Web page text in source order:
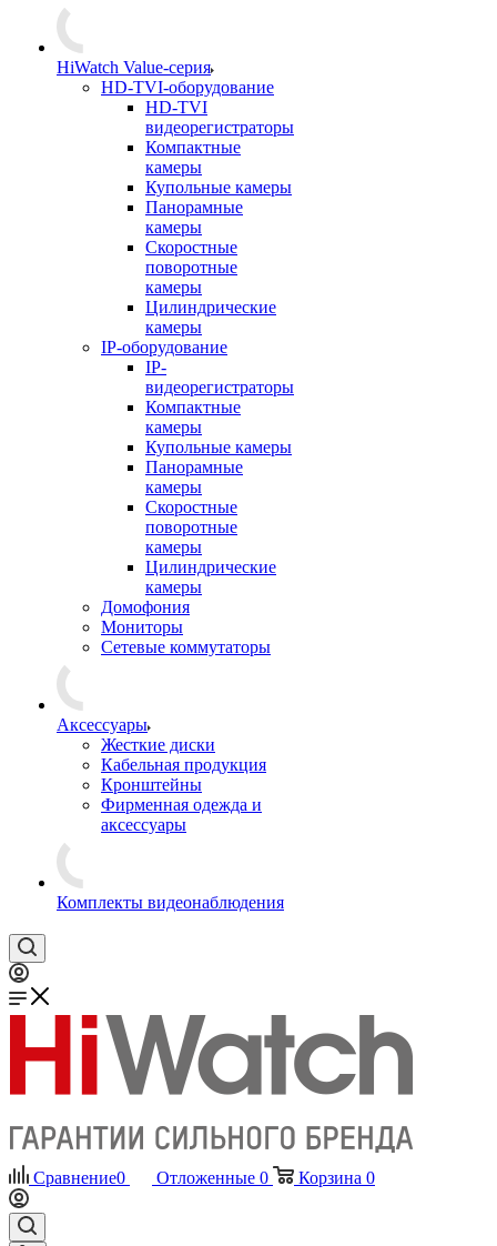
HiWatch Value-серия
HD-TVI-оборудование
HD-TVI
видеорегистраторы
Компактные
камеры
Купольные камеры
Панорамные
камеры
Скоростные
поворотные
камеры
Цилиндрические
камеры
IP-оборудование
IP-
видеорегистраторы
Компактные
камеры
Купольные камеры
Панорамные
камеры
Скоростные
поворотные
камеры
Цилиндрические
камеры
Домофония
Мониторы
Сетевые коммутаторы
Аксессуары
Жесткие диски
Кабельная продукция
Кронштейны
Фирменная одежда и
аксессуары
Комплекты видеонаблюдения
Сравнение0 Отложенные 0 Корзина 0